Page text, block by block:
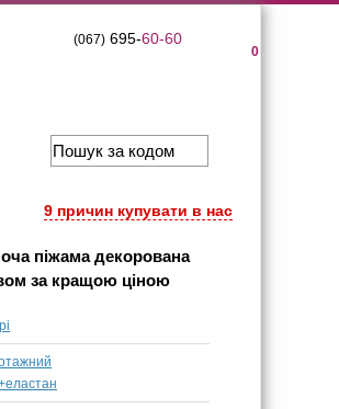
0
(067)695-60-60
9 причин купувати в нас
піжама декорована
за кращою ціною